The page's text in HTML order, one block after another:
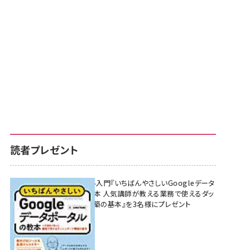
読者プレゼント
無料BIツール入門『いちばんやさしいGoogleデータ
ポータルの教本 人気講師が教える業務で使えるダッ
シュボード構築の基本』を3名様にプレゼント
7月31日 10:00